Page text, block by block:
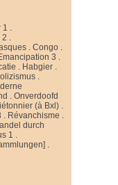
1 .
2 .
.Congo .
3 .
. Habgier .
.
.Onverdoofd
(à Bxl) .
. Révanchisme .
durch
1 .
.